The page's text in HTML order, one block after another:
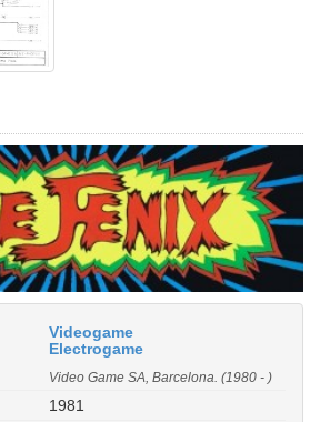
Videogame
Electrogame
Video Game SA, Barcelona. (1980 - )
1981